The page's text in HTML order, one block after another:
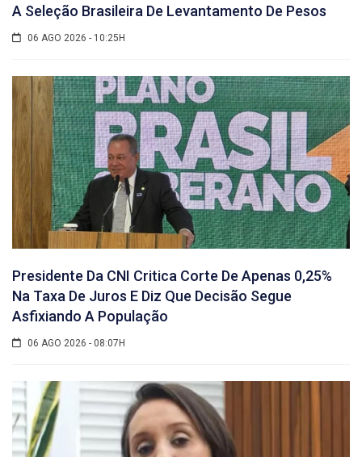
A Seleção Brasileira De Levantamento De Pesos
06 AGO 2026 - 10:25H
Presidente Da CNI Critica Corte De Apenas 0,25%
Na Taxa De Juros E Diz Que Decisão Segue
Asfixiando A População
06 AGO 2026 - 08:07H